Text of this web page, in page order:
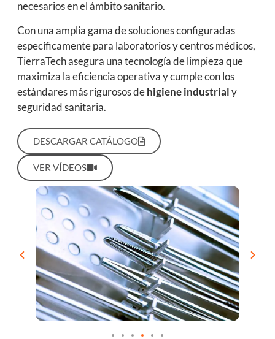
necesarios en el ámbito sanitario.
Con una amplia gama de soluciones configuradas
específicamente para laboratorios y centros médicos,
TierraTech asegura una tecnología de limpieza que
maximiza la eficiencia operativa y cumple con los
estándares más rigurosos dehigiene industrialy
seguridad sanitaria.
DESCARGAR CATÁLOGO
VER VÍDEOS